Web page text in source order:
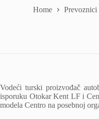
Home Prevoznici
Vodeći turski proizvođač
isporuku Otokar Kent LF i
modela Centro na posebnoj